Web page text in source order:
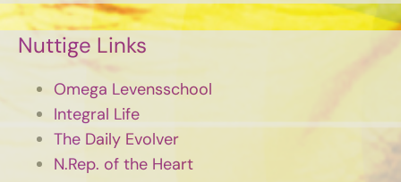
Nuttige Links
Omega Levensschool
Integral Life
The Daily Evolver
N.Rep. of the Heart